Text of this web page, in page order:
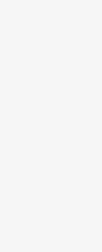
liens